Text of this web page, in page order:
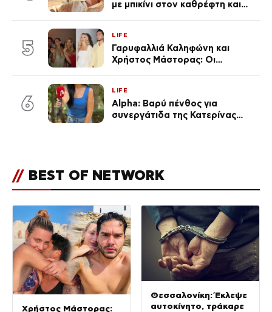
με μπικίνι στον καθρέφτη και
καθεμία…» (Βίντεο)
5
LIFE
Γαρυφαλλιά Καληφώνη και
Χρήστος Μάστορας: Οι
απαρατήρητη
6
LIFE
Alpha: Βαρύ πένθος για
συνεργάτιδα της Κατερίνας
// BEST OF NETWORK
Χρήστος Μάστορας:
Θεσσαλονίκη: Έκλεψε
αυτοκίνητο, τράκαρε